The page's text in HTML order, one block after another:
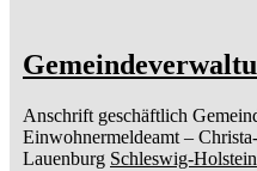
Anschrift geschäftlich
Einwohnermeldeamt –
Lauenburg Schleswig-Holstein